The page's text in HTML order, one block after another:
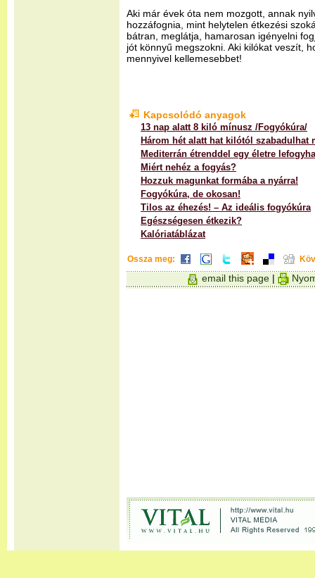
Aki már évek óta nem mozgott, annak
hozzáfognia, mint helytelen étkezési
bátran, meglátja, hamarosan igényelni
jót könnyű megszokni. Aki kilókat veszít,
mennyivel kellemesebbet!
Kapcsolódó anyagok
13 nap alatt 8 kiló mínusz /Fogyókúra/
Három hét alatt hat kilótól szabadulhat
Mediterrán étrenddel egy életre
Miért nehéz a fogyás?
Hozzuk magunkat formába a nyárra!
Fogyókúra, de okosan!
Tilos az éhezés! – Az ideális fogyókúra
Egészségesen étkezik?
Kalóriatáblázat
Ossza meg:
email this page |